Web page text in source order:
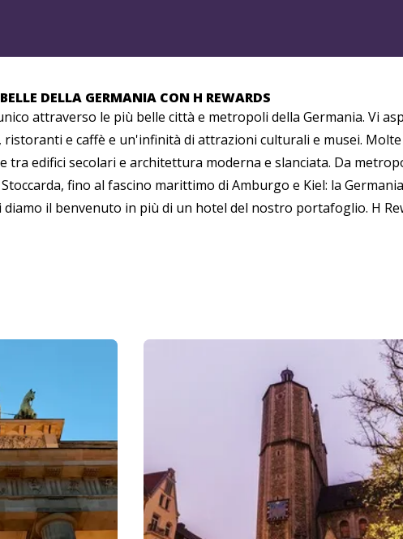
DELLA GERMANIA CON H REWARDS
attraverso le più belle città e metropoli della Germania. Vi
e caffè e un'infinità di attrazioni culturali e musei.
edifici secolari e architettura moderna e slanciata. Da
fino al fascino marittimo di Amburgo e Kiel: la
il benvenuto in più di un hotel del nostro portafoglio. H